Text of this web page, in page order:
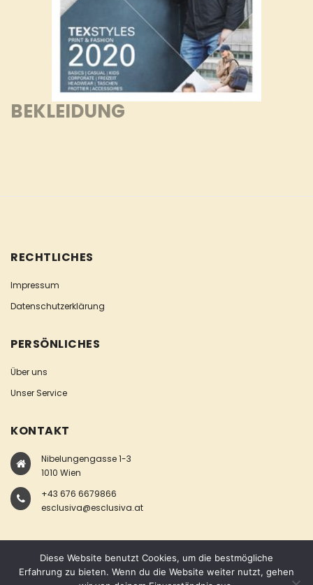
BEKLEIDUNG
RECHTLICHES
Impressum
Datenschutzerklärung
PERSÖNLICHES
Über uns
Unser Service
KONTAKT
Nibelungengasse 1-3
1010 Wien
+43 676 6679866
esclusiva@esclusiva.at
Diese Website benutzt Cookies, um die bestmögliche
Erfahrung zu bieten. Wenn du die Website weiter nutzt, gehen